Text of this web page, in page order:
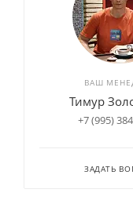
ВАШ
Тимур
+7 (995)
ЗАДАТЬ